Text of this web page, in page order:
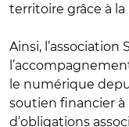
territoire grâce à
Ainsi,
le numérique
soutien financier
d’obligations